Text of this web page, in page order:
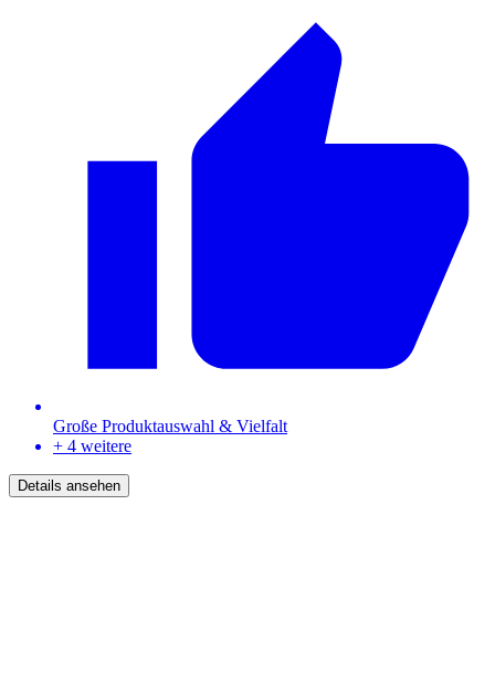
Große Produktauswahl & Vielfalt
+ 4 weitere
Details ansehen